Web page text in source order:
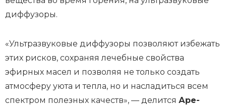
диффузоры.
«Ультразвуковые диффузоры позволяют избежать
этих рисков, сохраняя лечебные свойства
эфирных масел и позволяя не только создать
атмосферу уюта и тепла, но и насладиться всем
спектром полезных качеств», — делится Аре-